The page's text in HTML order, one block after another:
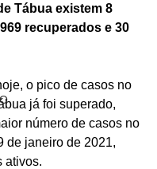
Tábua existem 8
recuperados e 30
o pico de casos no
já foi superado,
número de casos no
de janeiro de 2021,
ativos.